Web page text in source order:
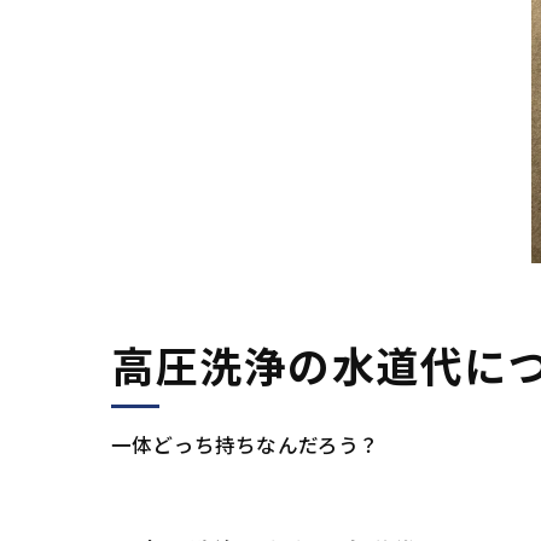
高圧洗浄の水道代に
一体どっち持ちなんだろう？